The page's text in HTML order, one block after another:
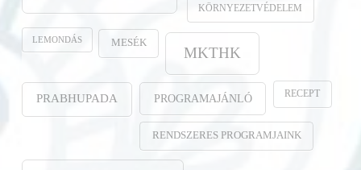
KÖRNYEZETVÉDELEM
LEMONDÁS MESÉK
MKTHK
PRABHUPADA PROGRAMAJÁNLÓ RECEPT
RENDSZERES PROGRAMJAINK